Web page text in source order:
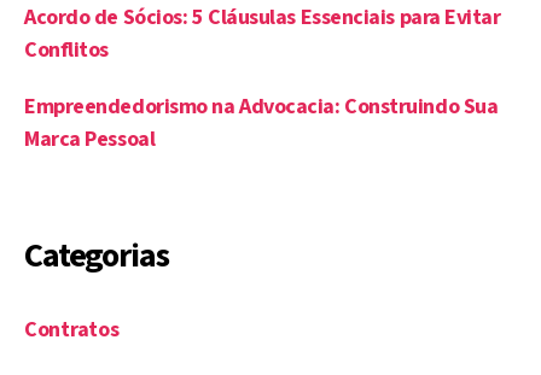
Acordo de Sócios: 5 Cláusulas Essenciais para Evitar
Conflitos
Empreendedorismo na Advocacia: Construindo Sua
Marca Pessoal
Categorias
Contratos